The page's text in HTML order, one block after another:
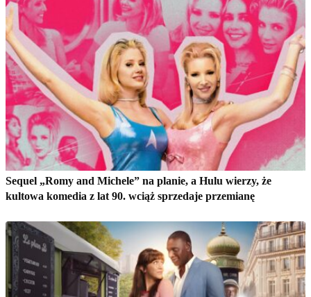
Sequel „Romy and Michele” na planie, a Hulu wierzy, że
kultowa komedia z lat 90. wciąż sprzedaje przemianę